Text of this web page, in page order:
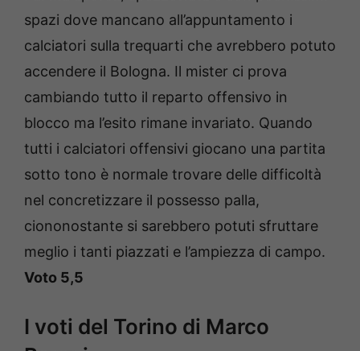
spazi dove mancano all’appuntamento i
calciatori sulla trequarti che avrebbero potuto
accendere il Bologna. Il mister ci prova
cambiando tutto il reparto offensivo in
blocco ma l’esito rimane invariato. Quando
tutti i calciatori offensivi giocano una partita
sotto tono è normale trovare delle difficoltà
nel concretizzare il possesso palla,
ciononostante si sarebbero potuti sfruttare
meglio i tanti piazzati e l’ampiezza di campo.
Voto 5,5
I voti del Torino di Marco